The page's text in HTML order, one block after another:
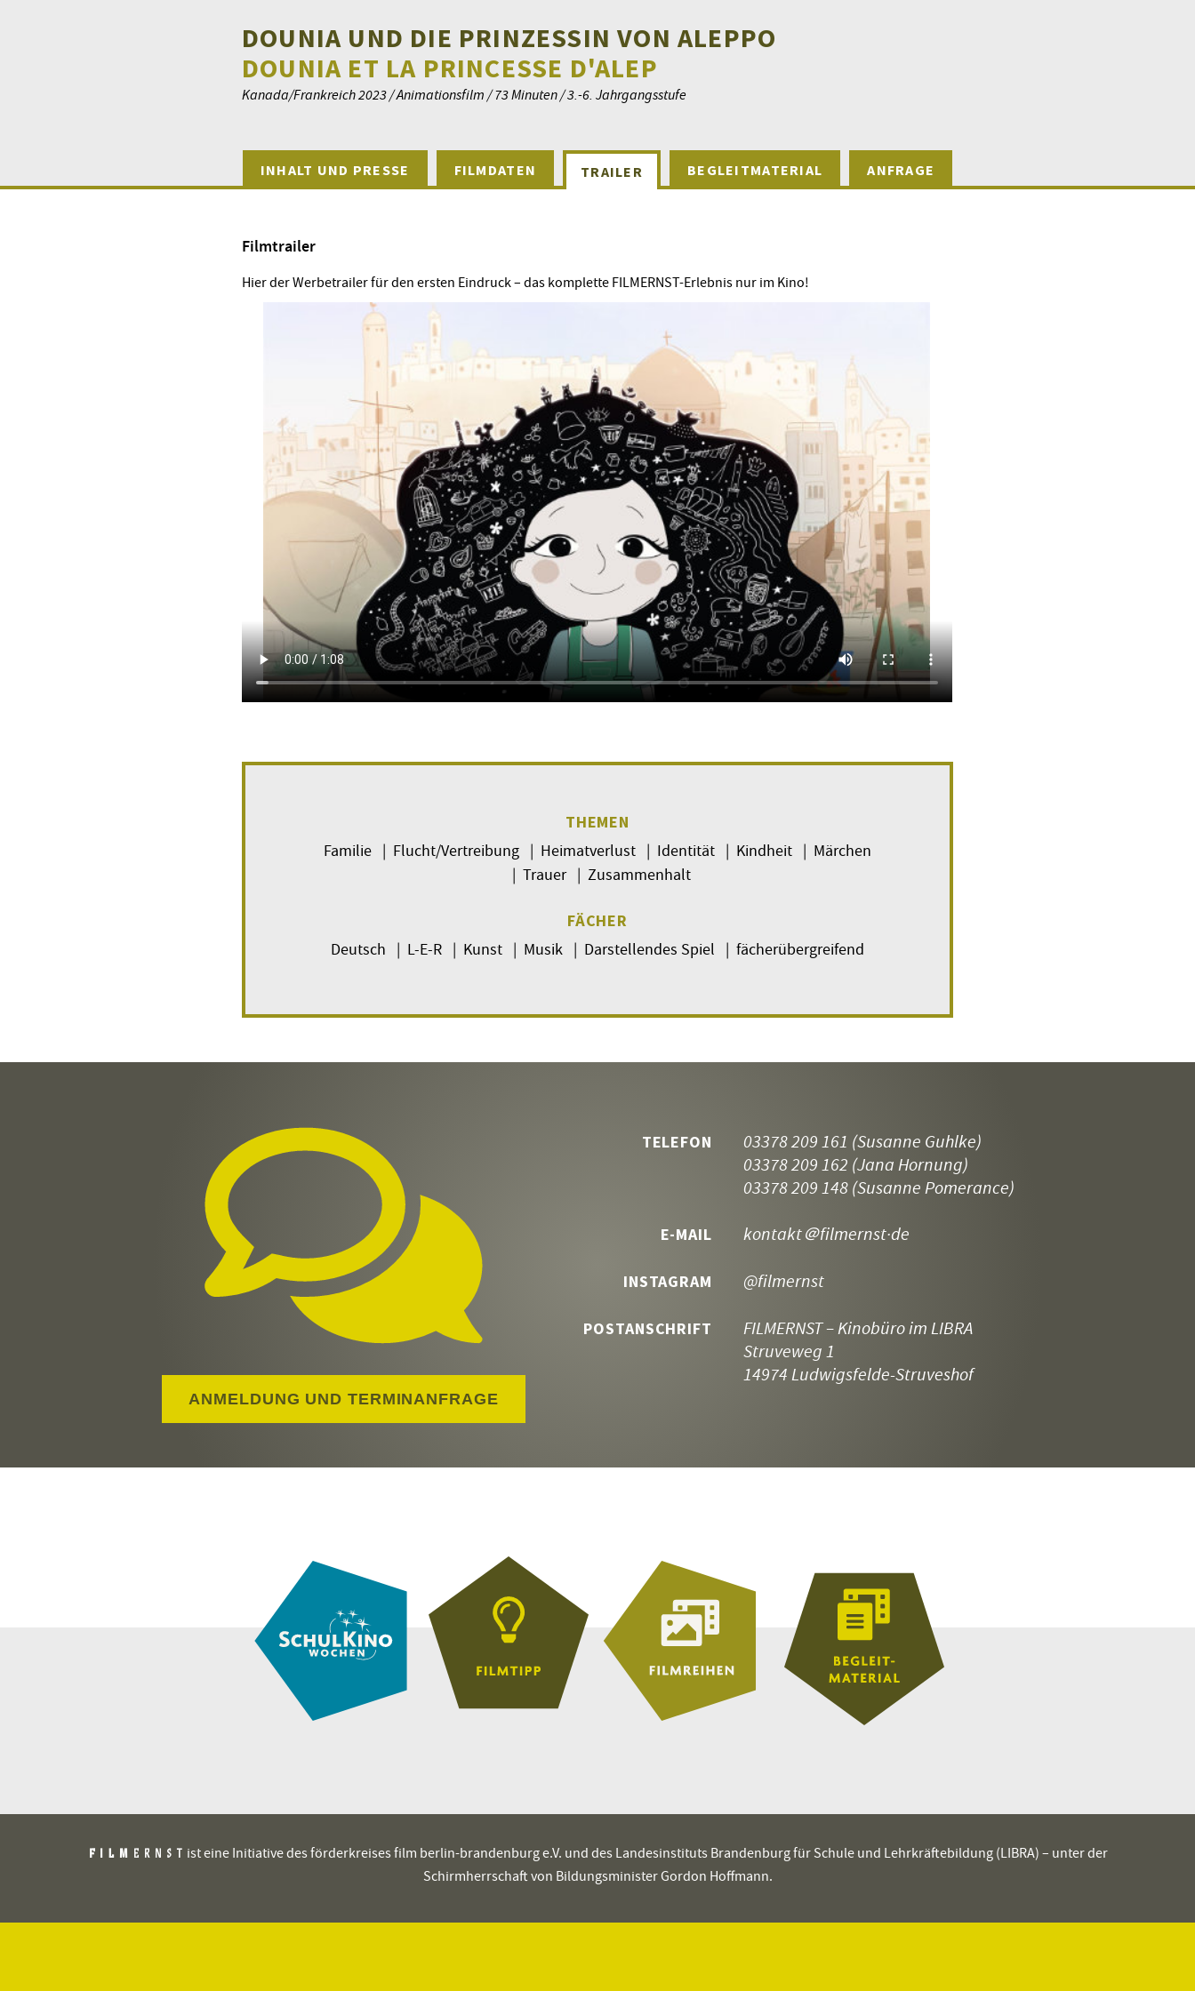
DOUNIA UND DIE PRINZESSIN VON ALEPPO
DOUNIA ET LA PRINCESSE D'ALEP
Kanada/Frankreich 2023 / Animationsfilm / 73 Minuten / 3.-6. Jahrgangsstufe
INHALT UND PRESSE FILMDATEN TRAILER BEGLEITMATERIAL ANFRAGE
Filmtrailer
Hier der Werbetrailer für den ersten Eindruck – das komplette FILMERNST-Erlebnis nur im Kino!
THEMEN
Familie | Flucht/Vertreibung | Heimatverlust | Identität | Kindheit | Märchen
| Trauer | Zusammenhalt
FÄCHER
Deutsch | L-E-R | Kunst | Musik | Darstellendes Spiel | fächerübergreifend
ANMELDUNG UND TERMINANFRAGE
TELEFON 03378 209 161 (Susanne Guhlke)
03378 209 162 (Jana Hornung)
03378 209 148(Susanne Pomerance)
E-MAIL kontakt＠filmernst·de
INSTAGRAM @filmernst
POSTANSCHRIFT
FILMERNST – Kinobüro im LIBRA
Struveweg 1
14974 Ludwigsfelde-Struveshof
ist eine Initiative des förderkreises film berlin-brandenburg e.V. und des Landesinstituts Brandenburg für Schule und Lehrkräftebildung (LIBRA) – unter der
Schirmherrschaft von Bildungsminister Gordon Hoffmann.